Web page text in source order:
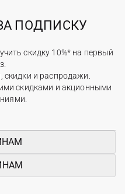
ПОДПИСКУ
скидку 10%* на первый
и распродажи.
скидками и акционными